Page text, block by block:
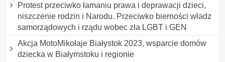
Protest przeciwko łamaniu prawa i deprawacji dzieci,
niszczenie rodzin i Narodu. Przeciwko bierności władz
samorządowych i rządu wobec zła LGBT i GEN
Akcja MotoMikołaje Białystok 2023, wsparcie domów
dziecka w Białymstoku i regionie